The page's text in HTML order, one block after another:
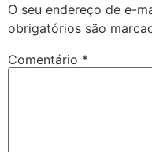
O seu endereço de e-
obrigatórios são
Comentário *